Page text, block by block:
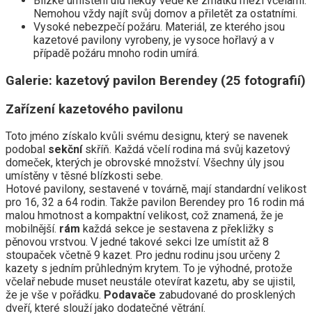
Nemohou vždy najít svůj domov a přiletět za ostatními.
Vysoké nebezpečí požáru. Materiál, ze kterého jsou
kazetové pavilony vyrobeny, je vysoce hořlavý a v
případě požáru mnoho rodin umírá.
Galerie: kazetový pavilon Berendey (25 fotografií)
Zařízení kazetového pavilonu
Toto jméno získalo kvůli svému designu, který se navenek
podobal sekčnískříň. Každá včelí rodina má svůj kazetový
domeček, kterých je obrovské množství. Všechny úly jsou
umístěny v těsné blízkosti sebe.
Hotové pavilony, sestavené v továrně, mají standardní velikost
pro 16, 32 a 64 rodin. Takže pavilon Berendey pro 16 rodin má
malou hmotnost a kompaktní velikost, což znamená, že je
mobilnější. rám každá sekce je sestavena z překližky s
pěnovou vrstvou. V jedné takové sekci lze umístit až 8
stoupaček včetně 9 kazet. Pro jednu rodinu jsou určeny 2
kazety s jedním průhledným krytem. To je výhodné, protože
včelař nebude muset neustále otevírat kazetu, aby se ujistil,
že je vše v pořádku. Podavače zabudované do prosklených
dveří, které slouží jako dodatečné větrání.